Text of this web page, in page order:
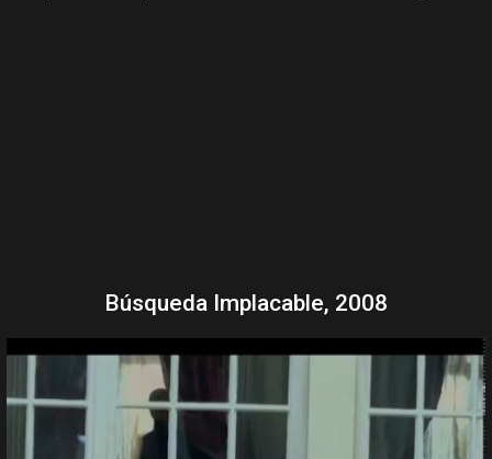
Búsqueda Implacable, 2008